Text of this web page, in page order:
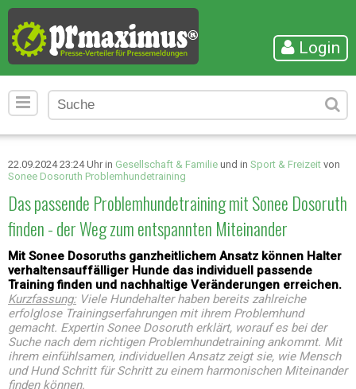
Login
22.09.2024 23:24 Uhr in Gesellschaft & Familie und in Sport & Freizeit von
Sonee Dosoruth Problemhundetraining
Das passende Problemhundetraining mit Sonee Dosoruth
finden - der Weg zum entspannten Miteinander
Mit Sonee Dosoruths ganzheitlichem Ansatz können Halter
verhaltensauffälliger Hunde das individuell passende
Training finden und nachhaltige Veränderungen erreichen.
Kurzfassung:Viele Hundehalter haben bereits zahlreiche
erfolglose Trainingserfahrungen mit ihrem Problemhund
gemacht. Expertin Sonee Dosoruth erklärt, worauf es bei der
Suche nach dem richtigen Problemhundetraining ankommt. Mit
ihrem einfühlsamen, individuellen Ansatz zeigt sie, wie Mensch
und Hund Schritt für Schritt zu einem harmonischen Miteinander
finden können.